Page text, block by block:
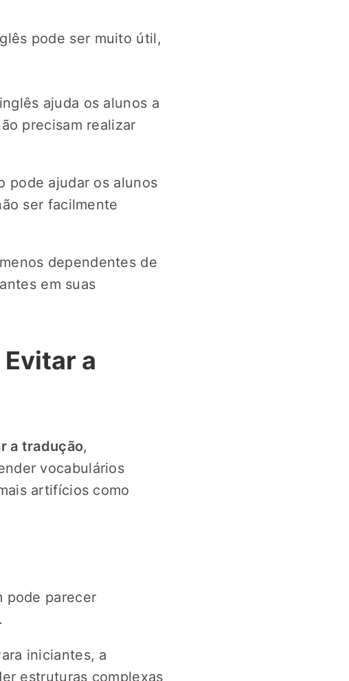
pode ser muito útil,
ajuda os alunos a
precisam realizar
pode ajudar os alunos
ser facilmente
dependentes de
em suas
a
a tradução,
vocabulários
artifícios como
pode parecer
iniciantes, a
estruturas complexas